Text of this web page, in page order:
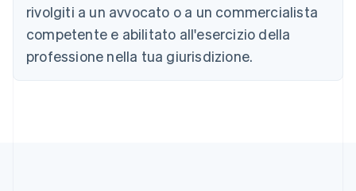
rivolgiti a un avvocato o a un commercialista
competente e abilitato all'esercizio della
professione nella tua giurisdizione.
Cina continentale
Cipro
English